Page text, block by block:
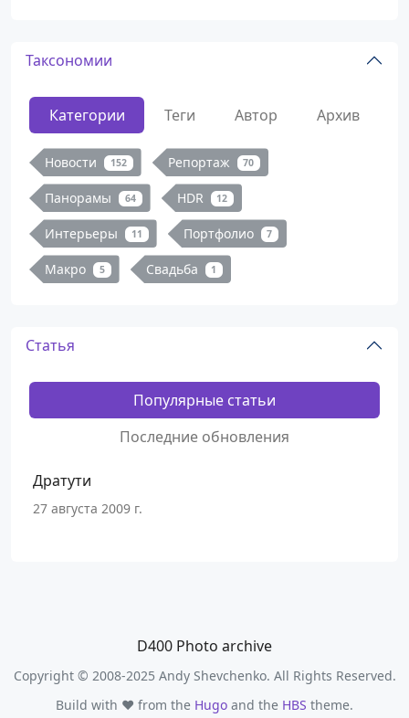
Таксономии
Категории Теги Автор Архив
Новости 152 Репортаж 70
Панорамы 64 HDR 12
Интерьеры 11 Портфолио 7
Макро 5 Свадьба 1
Статья
Популярные статьи
Последние обновления
Дратути
27 августа 2009 г.
D400 Photo archive
Copyright © 2008-2025 Andy Shevchenko. All Rights Reserved.
Build with ❤️ from the Hugo and the HBS theme.